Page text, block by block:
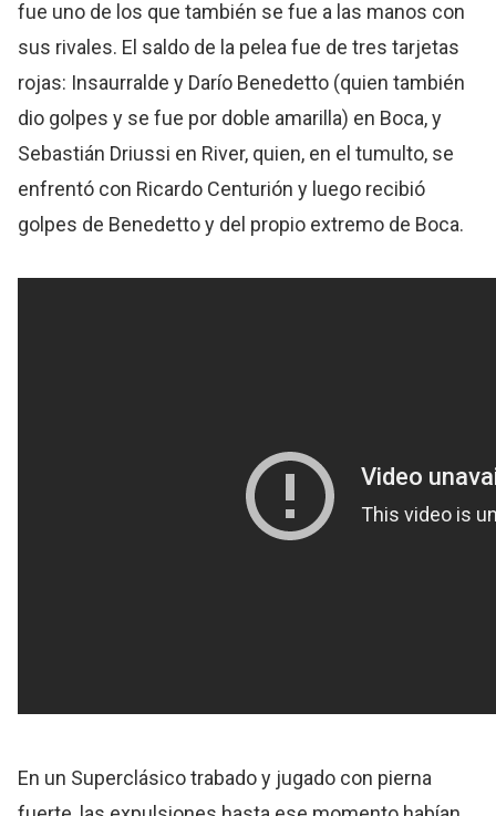
fue uno de los que también se fue a las manos con
sus rivales. El saldo de la pelea fue de tres tarjetas
rojas: Insaurralde y Darío Benedetto (quien también
dio golpes y se fue por doble amarilla) en Boca, y
Sebastián Driussi en River, quien, en el tumulto, se
enfrentó con Ricardo Centurión y luego recibió
golpes de Benedetto y del propio extremo de Boca.
En un Superclásico trabado y jugado con pierna